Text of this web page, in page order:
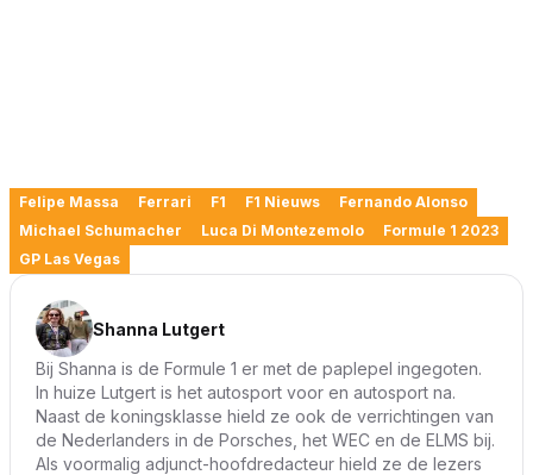
Felipe Massa Ferrari F1 F1 Nieuws
Fernando Alonso
Michael Schumacher
Luca Di Montezemolo
Formule 1 2023
GP Las Vegas
Shanna Lutgert
Bij Shanna is de Formule 1 er met de paplepel ingegoten.
In huize Lutgert is het autosport voor en autosport na.
Naast de koningsklasse hield ze ook de verrichtingen van
de Nederlanders in de Porsches, het WEC en de ELMS bij.
Als voormalig adjunct-hoofdredacteur hield ze de lezers